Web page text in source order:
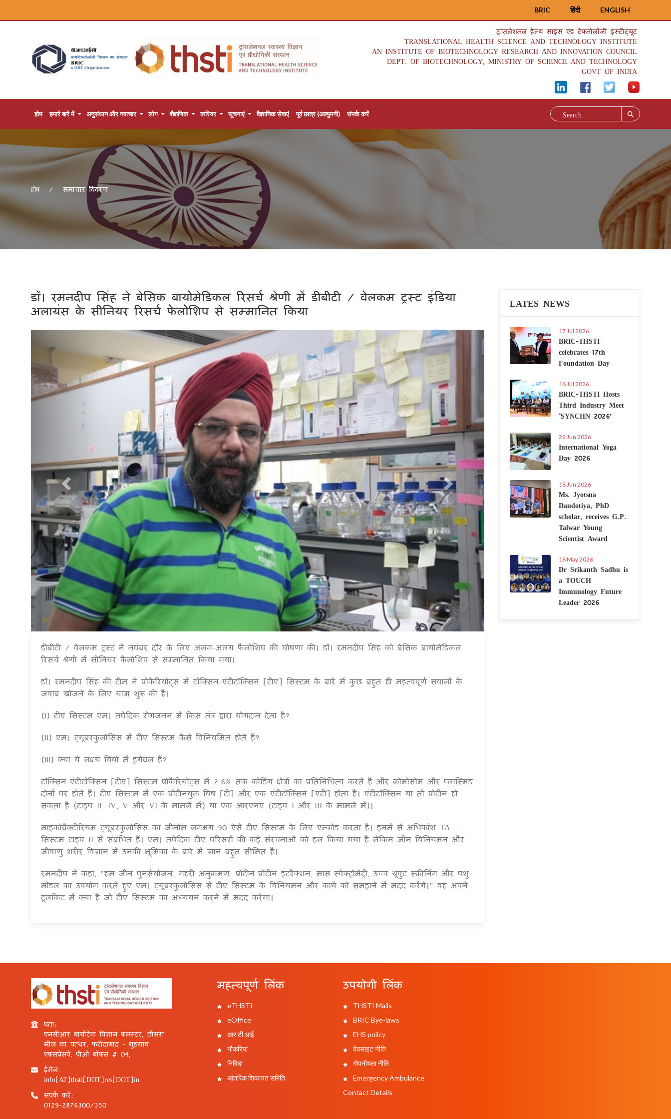
ENGLISH
हिंदी
BRIC
ट्रांसलेशनल हेल्थ साइंस एंड टेक्नोलॉजी इंस्टीट्यूट
TRANSLATIONAL HEALTH SCIENCE AND TECHNOLOGY INSTITUTE
AN INSTITUTE OF BIOTECHNOLOGY RESEARCH AND INNOVATION COUNCIL
DEPT. OF BIOTECHNOLOGY, MINISTRY OF SCIENCE AND TECHNOLOGY
GOVT OF INDIA
होम हमारे बारे में अनुसंधान और नवाचार लोग शैक्षणिक करियर सूचनाएं वैज्ञानिक सेवाएं पूर्व छात्र (अल्युमनी) संपर्क करें
होम समाचार विवरण
डॉ। रमनदीप सिंह ने बेसिक बायोमेडिकल रिसर्च श्रेणी में डीबीटी / वेलकम ट्रस्ट इंडिया
अलायंस के सीनियर रिसर्च फेलोशिप से सम्मानित किया
Next
13 Jul 2020
डीबीटी / वेलकम ट्रस्ट ने नवंबर दौर के लिए अलग-अलग फैलोशिप की घोषणा की। डॉ। रमनदीप सिंह को बेसिक बायोमेडिकल
रिसर्च श्रेणी में सीनियर फैलोशिप से सम्मानित किया गया।
डॉ। रमनदीप सिंह की टीम ने प्रोकैरियोट्स में टॉक्सिन-एंटीटॉक्सिन [टीए] सिस्टम के बारे में कुछ बहुत ही महत्वपूर्ण सवालों के
जवाब खोजने के लिए यात्रा शुरू की है।
(i) टीए सिस्टम एम। तपेदिक रोगजनन में किस तंत्र द्वारा योगदान देता है?
(ii) एम। ट्यूबरकुलोसिस में टीए सिस्टम कैसे विनियमित होते हैं?
(iii) क्या ये लक्ष्य विवो में ड्रगेबल हैं?
टॉक्सिन-एंटीटॉक्सिन [टीए] सिस्टम प्रोकैरियोट्स में 2.6% तक कोडिंग क्षेत्रों का प्रतिनिधित्व करते हैं और क्रोमोसोम और प्लास्मिड
दोनों पर होते हैं। टीए सिस्टम में एक प्रोटीनयुक्त विष [टी] और एक एंटीटॉक्सिन [एटी] होता है। एंटीटॉक्सिन या तो प्रोटीन हो
सकता है (टाइप II, IV, V और VI के मामले में) या एक आरएनए (टाइप I और III के मामले में)।
माइकोबैक्टीरियम ट्यूबरकुलोसिस का जीनोम लगभग 90 ऐसे टीए सिस्टम के लिए एन्कोड करता है। इनमें से अधिकांश TA
सिस्टम टाइप II से संबंधित हैं। एम। तपेदिक टीए परिसरों की कई संरचनाओं को हल किया गया है लेकिन जीन विनियमन और
जीवाणु शरीर विज्ञान में उनकी भूमिका के बारे में ज्ञान बहुत सीमित है।
रमनदीप ने कहा, "हम जीन पुनर्संयोजन, गहरी अनुक्रमण, प्रोटीन-प्रोटीन इंटरैक्शन, मास-स्पेक्ट्रोमेट्री, उच्च थ्रूपुट स्क्रीनिंग और पशु
मॉडल का उपयोग करते हुए एम। ट्यूबरकुलोसिस से टीए सिस्टम के विनियमन और कार्य को समझने में मदद करेंगे।" वह अपने
टूलकिट में क्या है जो टीए सिस्टम का अध्ययन करने में मदद करेगा।
LATES NEWS
17 Jul 2026
BRIC-THSTI
celebrates 17th
Foundation Day
16 Jul 2026
BRIC-THSTI Hosts
Third Industry Meet
‘SYNCHN 2026’
22 Jun 2026
International Yoga
Day 2026
18 Jun 2026
Ms. Jyotsna
Dandotiya, PhD
scholar, receives G.P.
Talwar Young
Scientist Award
18 May 2026
Dr Srikanth Sadhu is
a TOUCH
Immunology Future
Leader 2026
पता:
एनसीआर बायोटेक विज्ञान क्लस्टर, तीसरा
मील का पत्थर, फरीदाबाद - गुड़गांव
एक्सप्रेसवे, पीओ बॉक्स # 04,
ईमेल:
info[AT]thsti[DOT]res[DOT]in
संपर्क करें:
0129-2876300/350
महत्वपूर्ण लिंक
eTHSTI
eOffice
आर टी आई
नौकरियां
निविदा
आंतरिक शिकायत समिति
उपयोगी लिंक
THSTI Mails
BRIC Bye-laws
EHS policy
वेबसाइट नीति
गोपनीयता नीति
Emergency Ambulance
Contact Details